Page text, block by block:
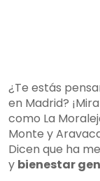
¿Te estás
en Madrid?
como La
Monte y
Dicen que ha
y bienestar